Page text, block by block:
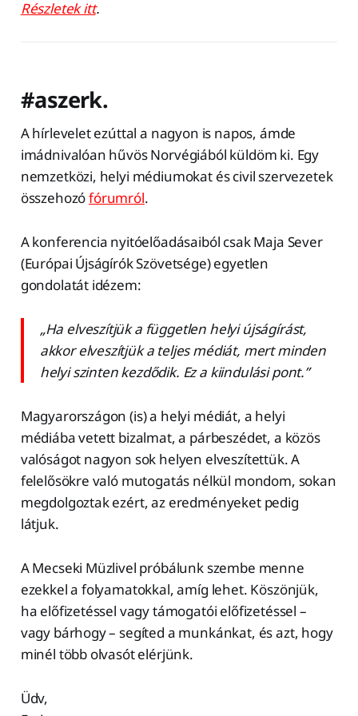
Részletek itt.
#aszerk.
A hírlevelet ezúttal a nagyon is napos, ámde
imádnivalóan hűvös Norvégiából küldöm ki. Egy
nemzetközi, helyi médiumokat és civil szervezetek
összehozófórumról.
A konferencia nyitóelőadásaiból csak Maja Sever
(Európai Újságírók Szövetsége) egyetlen
gondolatát idézem:
„Ha elveszítjük a független helyi újságírást,
akkor elveszítjük a teljes médiát, mert minden
helyi szinten kezdődik. Ez a kiindulási pont.”
Magyarországon (is) a helyi médiát, a helyi
médiába vetett bizalmat, a párbeszédet, a közös
valóságot nagyon sok helyen elveszítettük. A
felelősökre való mutogatás nélkül mondom, sokan
megdolgoztak ezért, az eredményeket pedig
látjuk.
A Mecseki Müzlivel próbálunk szembe menne
ezekkel a folyamatokkal, amíg lehet. Köszönjük,
ha előfizetéssel vagy támogatói előfizetéssel –
vagy bárhogy – segíted a munkánkat, és azt, hogy
minél több olvasót elérjünk.
Üdv,